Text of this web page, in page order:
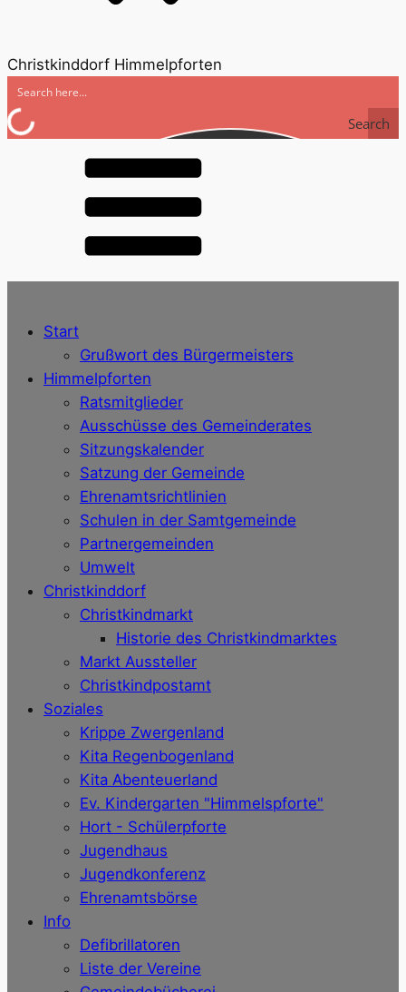
Christkinddorf Himmelpforten
Search
Start
Grußwort des Bürgermeisters
Himmelpforten
Ratsmitglieder
Ausschüsse des Gemeinderates
Sitzungskalender
Satzung der Gemeinde
Ehrenamtsrichtlinien
Schulen in der Samtgemeinde
Partnergemeinden
Umwelt
Christkinddorf
Christkindmarkt
Historie des Christkindmarktes
Markt Aussteller
Christkindpostamt
Soziales
Krippe Zwergenland
Kita Regenbogenland
Kita Abenteuerland
Ev. Kindergarten "Himmelspforte"
Hort - Schülerpforte
Jugendhaus
Jugendkonferenz
Ehrenamtsbörse
Info
Defibrillatoren
Liste der Vereine